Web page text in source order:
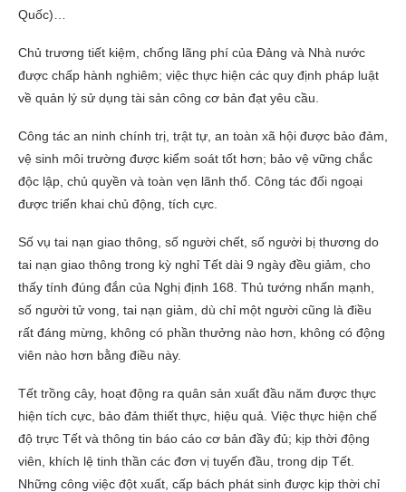
Quốc)…
Chủ trương tiết kiệm, chống lãng phí của Đảng và Nhà nước
được chấp hành nghiêm; việc thực hiện các quy định pháp luật
về quản lý sử dụng tài sản công cơ bản đạt yêu cầu.
Công tác an ninh chính trị, trật tự, an toàn xã hội được bảo đảm,
vệ sinh môi trường được kiểm soát tốt hơn; bảo vệ vững chắc
độc lập, chủ quyền và toàn vẹn lãnh thổ. Công tác đối ngoại
được triển khai chủ động, tích cực.
Số vụ tai nạn giao thông, số người chết, số người bị thương do
tai nạn giao thông trong kỳ nghỉ Tết dài 9 ngày đều giảm, cho
thấy tính đúng đắn của Nghị định 168. Thủ tướng nhấn mạnh,
số người tử vong, tai nạn giảm, dù chỉ một người cũng là điều
rất đáng mừng, không có phần thưởng nào hơn, không có động
viên nào hơn bằng điều này.
Tết trồng cây, hoạt động ra quân sản xuất đầu năm được thực
hiện tích cực, bảo đảm thiết thực, hiệu quả. Việc thực hiện chế
độ trực Tết và thông tin báo cáo cơ bản đầy đủ; kịp thời động
viên, khích lệ tinh thần các đơn vị tuyến đầu, trong dịp Tết.
Những công việc đột xuất, cấp bách phát sinh được kịp thời chỉ